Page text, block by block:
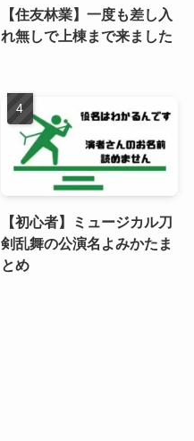
【住友林業】一度も差し入
れ無しで上棟まで来ました
【初心者】ミュージカル刀
剣乱舞の公演名よみかたま
とめ